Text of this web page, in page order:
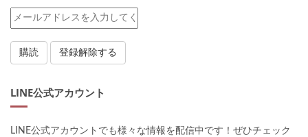
LINE公式アカウント
LINE公式アカウントでも様々な情報を配信中です！ぜひチェック